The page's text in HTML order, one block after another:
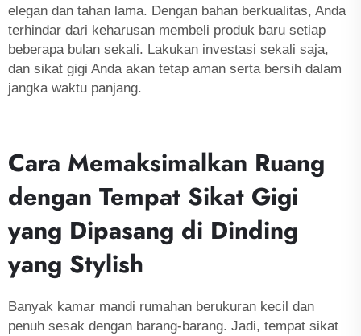
elegan dan tahan lama. Dengan bahan berkualitas, Anda
terhindar dari keharusan membeli produk baru setiap
beberapa bulan sekali. Lakukan investasi sekali saja,
dan sikat gigi Anda akan tetap aman serta bersih dalam
jangka waktu panjang.
Cara Memaksimalkan Ruang
dengan Tempat Sikat Gigi
yang Dipasang di Dinding
yang Stylish
Banyak kamar mandi rumahan berukuran kecil dan
penuh sesak dengan barang-barang. Jadi, tempat sikat